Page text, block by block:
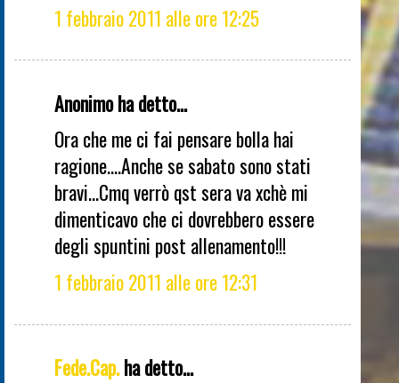
1 febbraio 2011 alle ore 12:25
Anonimo ha detto...
Ora che me ci fai pensare bolla hai
ragione....Anche se sabato sono stati
bravi...Cmq verrò qst sera va xchè mi
dimenticavo che ci dovrebbero essere
degli spuntini post allenamento!!!
1 febbraio 2011 alle ore 12:31
Fede.Cap.ha detto...